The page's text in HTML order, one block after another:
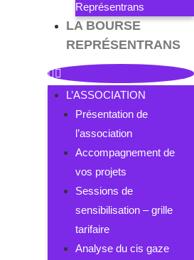
Représentrans
LA BOURSE
REPRÉSENTRANS
L’ASSOCIATION
Présentation de
l’association
Accompagnement de
vos projets
Sessions de
sensibilisation – grille
tarifaire
Analyse du cis gaze